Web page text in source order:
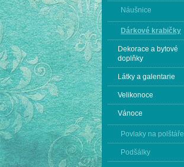
Náušnice
Dárkové krabičky
Dekorace a bytové
doplňky
Látky a galentarie
Velikonoce
Vánoce
Povlaky na polštáře
Podšálky